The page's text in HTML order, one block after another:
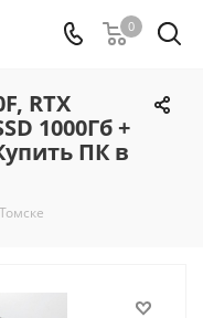
0
RTX
1000Гб +
ПК в